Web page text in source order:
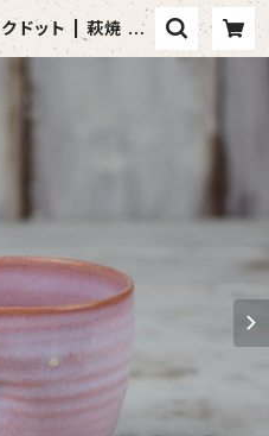
ドット | 萩焼 風